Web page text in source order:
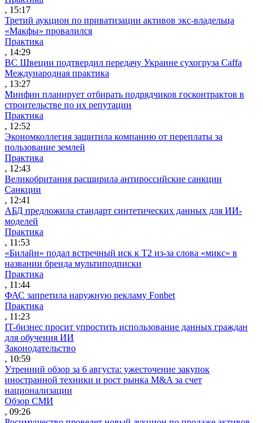
, 15:17
Третий аукцион по приватизации активов экс-владельца
«Макфы» провалился
Практика
, 14:29
ВС Швеции подтвердил передачу Украине сухогруза Caffa
Международная практика
, 13:27
Минфин планирует отбирать подрядчиков госконтрактов в
строительстве по их репутации
Практика
, 12:52
Экономколлегия защитила компанию от переплаты за
пользование землей
Практика
, 12:43
Великобритания расширила антироссийские санкции
Санкции
, 12:41
АБД предложила стандарт синтетических данных для ИИ-
моделей
Практика
, 11:53
«Билайн» подал встречный иск к Т2 из-за слова «микс» в
названии бренда мультиподписки
Практика
, 11:44
ФАС запретила наружную рекламу Fonbet
Практика
, 11:23
IT-бизнес просит упростить использование данных граждан
для обучения ИИ
Законодательство
, 10:59
Утренний обзор за 6 августа: ужесточение закупок
иностранной техники и рост рынка M&A за счет
национализации
Обзор СМИ
, 09:26